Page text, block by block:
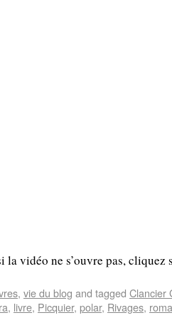
la vidéo ne s’ouvre pas, cliquez
, vie du blog and tagged Clancier
, livre, Picquier, polar, Rivages,